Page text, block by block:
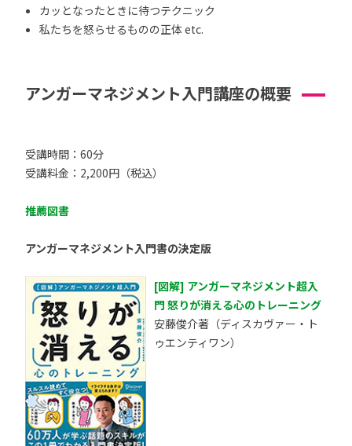
カッとなったときに待つテクニック
私たちを怒らせるものの正体 etc.
アンガーマネジメント入門講座の概要
受講時間：60分
受講料金：2,200円（税込）
推薦図書
アンガーマネジメント入門書の決定版
[図解] アンガーマネジメント超入
門 怒りが消える心のトレーニング
安藤俊介著（ディスカヴァー・ト
ゥエンティワン）